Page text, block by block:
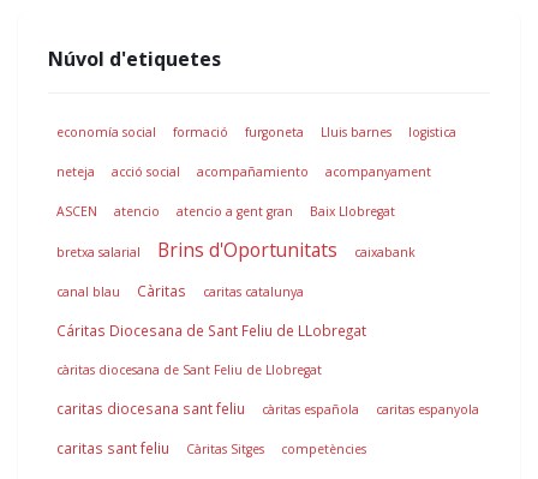
Núvol d'etiquetes
economía social formació furgoneta Lluis barnes logistica
neteja acció social acompañamiento acompanyament
ASCEN atencio atencio a gent gran Baix Llobregat
bretxa salarial Brins d'Oportunitats caixabank
canal blau Càritas caritas catalunya
Cáritas Diocesana de Sant Feliu de LLobregat
càritas diocesana de Sant Feliu de Llobregat
caritas diocesana sant feliu càritas española caritas espanyola
caritas sant feliu Càritas Sitges competències